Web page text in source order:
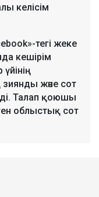
келісім
тегі жеке
кешірім
және сот
Талап қоюшы
облыстық сот